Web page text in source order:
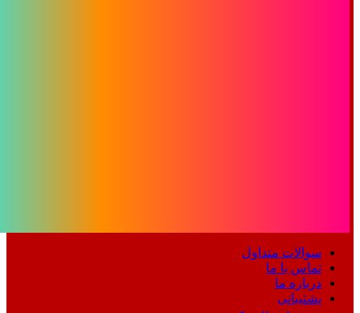
سوالات متداول
تماس با ما
درباره ما
پشتیبانی